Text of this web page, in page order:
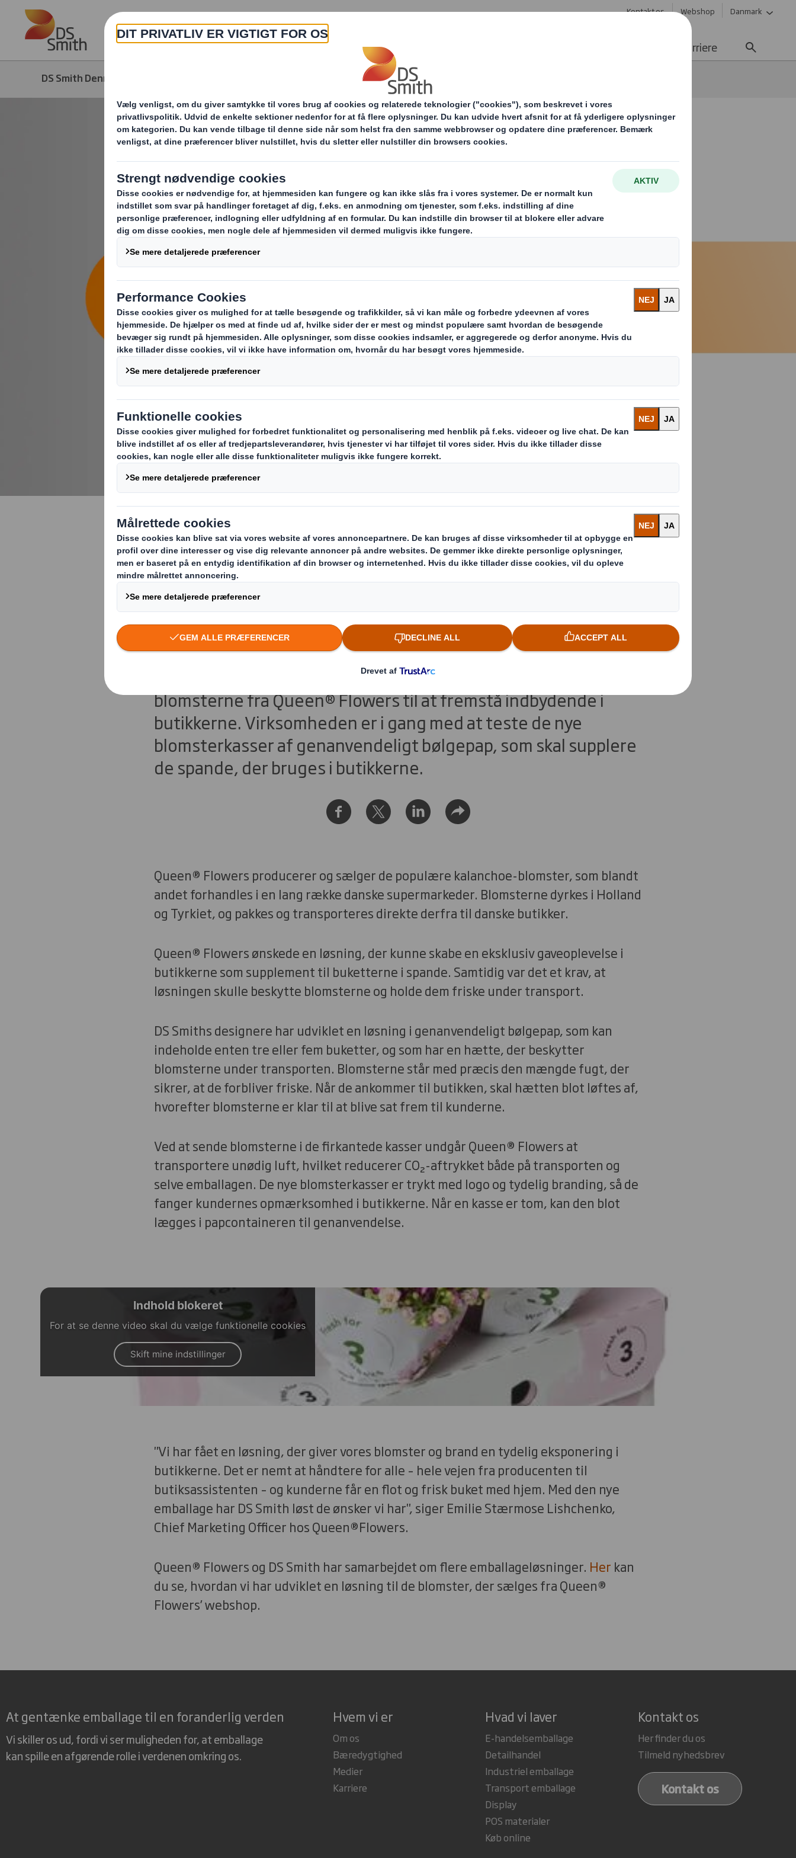
Skip to main content Kontakt os Webshop Danmark
Produkter & Services Karriere
DS Smith Denmark Blomsteremballage skabt til at vække opsigt
Blomsteremballage skabt til at vække
opsigt
Flotte kasser med lækker grafik og tydelig eksponering får
blomsterne fra Queen® Flowers til at fremstå indbydende i
butikkerne. Virksomheden er i gang med at teste de nye
blomsterkasser af genanvendeligt bølgepap, som skal supplere
de spande, der bruges i butikkerne.
Queen® Flowers producerer og sælger de populære kalanchoe-blomster, som blandt
andet forhandles i en lang række danske supermarkeder. Blomsterne dyrkes i Holland
og Tyrkiet, og pakkes og transporteres direkte derfra til danske butikker.
Queen® Flowers ønskede en løsning, der kunne skabe en eksklusiv gaveoplevelse i
butikkerne som supplement til buketterne i spande. Samtidig var det et krav, at
løsningen skulle beskytte blomsterne og holde dem friske under transport.
DS Smiths designere har udviklet en løsning i genanvendeligt bølgepap, som kan
indeholde enten tre eller fem buketter, og som har en hætte, der beskytter
blomsterne under transporten. Blomsterne står med præcis den mængde fugt, der
sikrer, at de forbliver friske. Når de ankommer til butikken, skal hætten blot løftes af,
hvorefter blomsterne er klar til at blive sat frem til kunderne.
Ved at sende blomsterne i de firkantede kasser undgår Queen® Flowers at
transportere unødig luft, hvilket reducerer CO₂-aftrykket både på transporten og
selve emballagen. De nye blomsterkasser er trykt med logo og tydelig branding, så de
fanger kundernes opmærksomhed i butikkerne. Når en kasse er tom, kan den blot
lægges i papcontaineren til genanvendelse.
Indhold blokeret
For at se denne video skal du vælge funktionelle cookies
Skift mine indstillinger
"Vi har fået en løsning, der giver vores blomster og brand en tydelig eksponering i
butikkerne. Det er nemt at håndtere for alle – hele vejen fra producenten til
butiksassistenten – og kunderne får en flot og frisk buket med hjem. Med den nye
emballage har DS Smith løst de ønsker vi har", siger Emilie Stærmose Lishchenko,
Chief Marketing Officer hos Queen®Flowers.
Queen® Flowers og DS Smith har samarbejdet om flere emballageløsninger. Her kan
du se, hvordan vi har udviklet en løsning til de blomster, der sælges fra Queen®
Flowers’ webshop.
At gentænke emballage til en foranderlig verden
Vi skiller os ud, fordi vi ser muligheden for, at emballage
kan spille en afgørende rolle i verdenen omkring os.
Hvem vi er
Om os
Bæredygtighed
Medier
Karriere
Hvad vi laver
E-handelsemballage
Detailhandel
Industriel emballage
Transport emballage
Display
POS materialer
Køb online
Kontakt os
Her finder du os
Tilmeld nyhedsbrev
Kontakt os